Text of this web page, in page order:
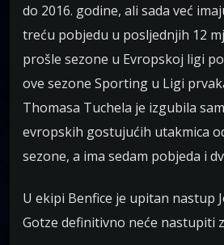
do 2016. godine, ali sada već
treću pobjedu u posljednjih 12
prošle sezone u Evropskoj ligi
ove sezone Sporting u Ligi
Thomasa Tuchela je izgubila
evropskih gostujućih utakmica
sezone, a ima sedam pobjeda i
U ekipi Benfice je upitan nastup
Gotze definitivno neće nastupiti